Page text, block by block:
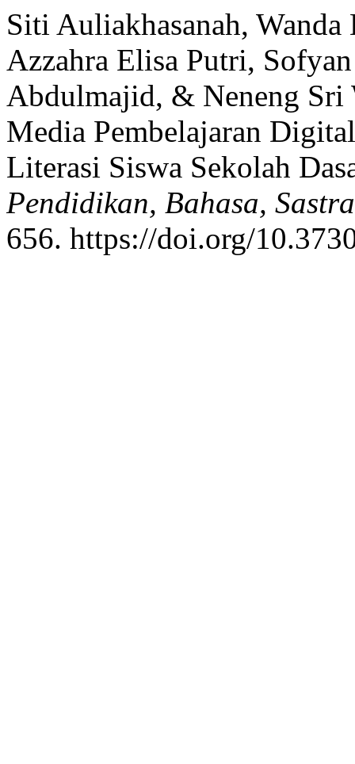
Siti Auliakhasanah,
Azzahra Elisa Putri,
Abdulmajid, & Neneng Sri
Media Pembelajaran
Literasi Siswa Sekolah
Pendidikan, Bahasa,
656. https://doi.org/